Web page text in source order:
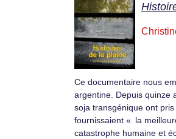
Ce documentaire nous
argentine. Depuis quinze
soja transgénique ont
fournissaient « la
catastrophe humaine et